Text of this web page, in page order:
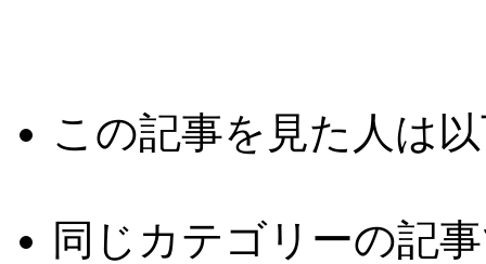
この記事を見た人は
同じカテゴリーの記